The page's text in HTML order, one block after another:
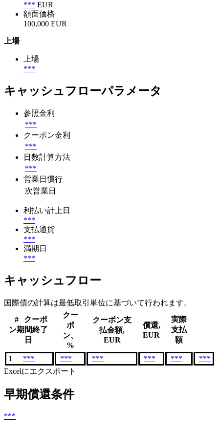
*** EUR
額面価格
100,000 EUR
上場
上場
***
キャッシュフローパラメータ
参照金利
***
クーポン金利
***
日数計算方法
***
営業日慣行
次営業日
利払い計上日
***
支払通貨
***
満期日
***
キャッシュフロー
国際債の計算は最低取引単位に基づいて行われます。
#
クーポ
ン期間終了
日
クー
ポ
ン、
%
クーポン支
払金額,
EUR
償還,
EUR
実際
支払
額
1 *** *** *** *** ***
***
Excelにエクスポート
早期償還条件
***